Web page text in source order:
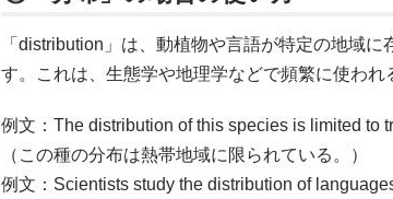
「distribution」は、動植物や言語が特定の地域
す。これは、生態学や地理学などで頻繁に使われ
例文：The distribution of this species is limited to
（この種の分布は熱帯地域に限られている。）
例文：Scientists study the distribution of